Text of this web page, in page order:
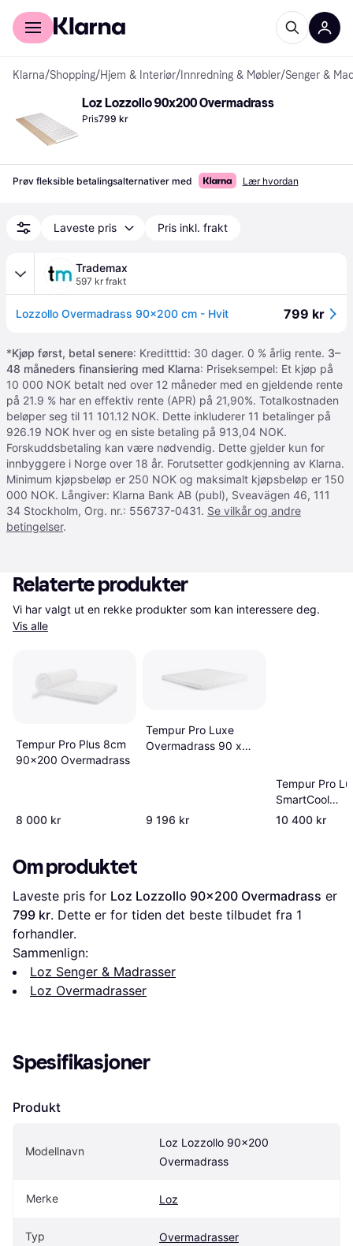
For kunder
Klarna/Shopping/Hjem & Interiør/ Innredning & Møbler/Senger &
Loz Lozzollo 90x200 Overmadrass
Pris799 kr
Prøv fleksible betalingsalternativer med Lær hvordan
Laveste pris Pris inkl. frakt
Trademax
597 kr frakt
Lozzollo Overmadrass 90x200 cm - Hvit 799 kr
*Kjøp først, betal senere: Kreditttid: 30 dager. 0 % årlig rente. 3–
48 måneders finansiering med Klarna: Priseksempel: Et kjøp på
10 000 NOK betalt ned over 12 måneder med en gjeldende rente
på 21.9 % har en effektiv rente (APR) på 21,90%. Totalkostnaden
beløper seg til 11 101.12 NOK. Dette inkluderer 11 betalinger på
926.19 NOK hver og en siste betaling på 913,04 NOK.
Forskuddsbetaling kan være nødvendig. Dette gjelder kun for
innbyggere i Norge over 18 år. Forutsetter godkjenning av Klarna.
Minimum kjøpsbeløp er 250 NOK og maksimalt kjøpsbeløp er 150
000 NOK. Långiver: Klarna Bank AB (publ), Sveavägen 46, 111
34 Stockholm, Org. nr.: 556737-0431. Se vilkår og andre
betingelser.
Relaterte produkter
Vis alle
Tempur Pro Plus 8cm
90x200 Overmadrass
8 000 kr
Tempur Pro Luxe
Overmadrass 90 x
9 196 kr
Tempur Pro
SmartCool
Overmadrass
10 400 kr
Om produktet
Laveste pris for Loz Lozzollo 90x200 Overmadrass
799 kr. Dette er for tiden det beste tilbudet fra 1
forhandler.
Sammenlign:
Loz Senger & Madrasser
Loz Overmadrasser
Spesifikasjoner
Produkt
Modellnavn
Loz Lozzollo 90x200
Overmadrass
Merke Loz
Typ Overmadrasser